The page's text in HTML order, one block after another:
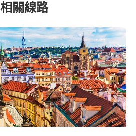
相關線路